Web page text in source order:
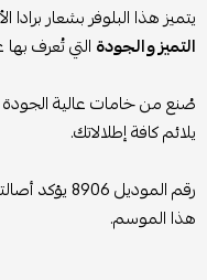
يتميز هذا البلوفر بشعار
التميز والجودة التي تُعرف بها
صُنع من خامات عالية
يلائم كافة إطلالاتك.
رقم الموديل
هذا الموسم.